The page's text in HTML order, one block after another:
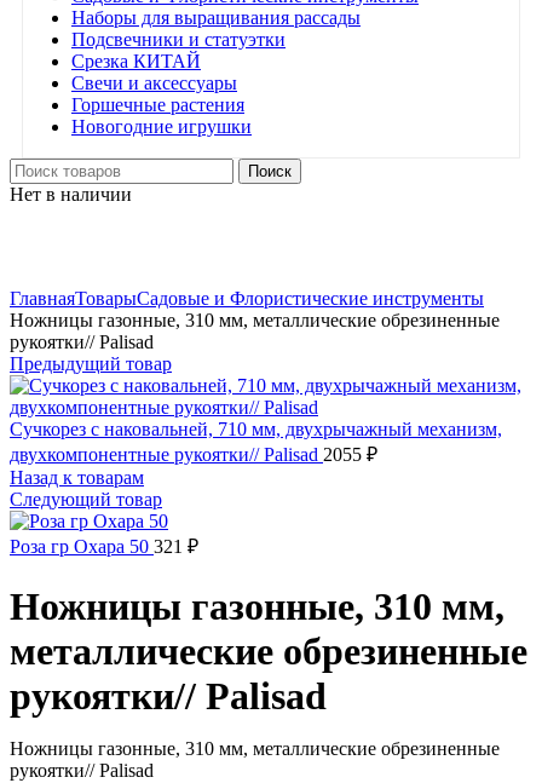
Наборы для выращивания рассады
Подсвечники и статуэтки
Срезка КИТАЙ
Свечи и аксессуары
Горшечные растения
Новогодние игрушки
Поиск
Нет в наличии
ГлавнаяТоварыСадовые и Флористические инструменты
Ножницы газонные, 310 мм, металлические обрезиненные
рукоятки// Palisad
Предыдущий товар
Сучкорез с наковальней, 710 мм, двухрычажный механизм,
двухкомпонентные рукоятки// Palisad 2055 ₽
Назад к товарам
Следующий товар
Роза гр Охара 50 321 ₽
Ножницы газонные, 310 мм,
металлические обрезиненные
рукоятки// Palisad
Ножницы газонные, 310 мм, металлические обрезиненные
рукоятки// Palisad